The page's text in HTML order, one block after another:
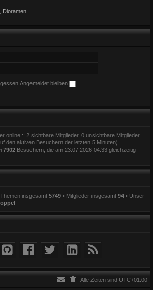
Dioramen
Angemeldet bleiben
online :: 2 sichtbare Mitglieder, 0 unsichtbare Mitglieder
den aktiven Besuchern der letzten 5 Minuten)
7902 Besuchern, die am 23.07.2026 04:33 gleichzeitig
Themen insgesamt 5749 • Mitglieder insgesamt 94 • Unser
Alle Zeiten sind UTC+01:00